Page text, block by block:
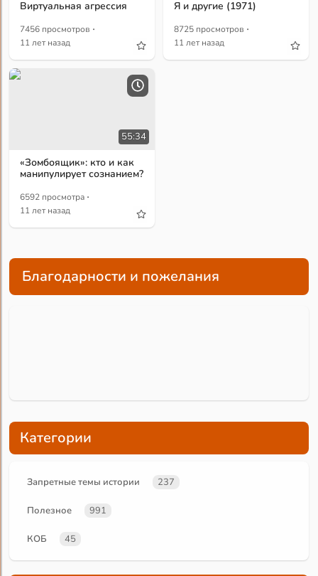
Виртуальная агрессия
7456 просмотров ·
11 лет назад
Я и другие (1971)
8725 просмотров ·
11 лет назад
55:34
«Зомбоящик»: кто и как
манипулирует сознанием?
6592 просмотра ·
11 лет назад
Благодарности и пожелания
Категории
Запретные темы истории 237
Полезное 991
КОБ 45